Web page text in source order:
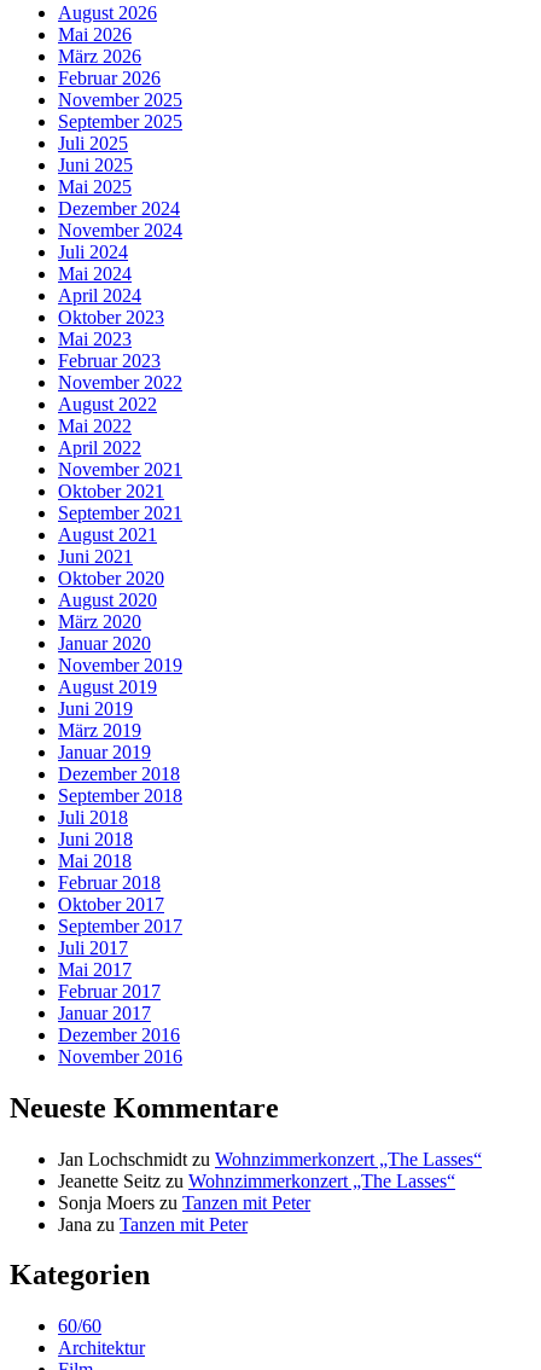
August 2026
Mai 2026
März 2026
Februar 2026
November 2025
September 2025
Juli 2025
Juni 2025
Mai 2025
Dezember 2024
November 2024
Juli 2024
Mai 2024
April 2024
Oktober 2023
Mai 2023
Februar 2023
November 2022
August 2022
Mai 2022
April 2022
November 2021
Oktober 2021
September 2021
August 2021
Juni 2021
Oktober 2020
August 2020
März 2020
Januar 2020
November 2019
August 2019
Juni 2019
März 2019
Januar 2019
Dezember 2018
September 2018
Juli 2018
Juni 2018
Mai 2018
Februar 2018
Oktober 2017
September 2017
Juli 2017
Mai 2017
Februar 2017
Januar 2017
Dezember 2016
November 2016
Neueste Kommentare
Jan Lochschmidt zu Wohnzimmerkonzert „The Lasses“
Jeanette Seitz zu Wohnzimmerkonzert „The Lasses“
Sonja Moers zu Tanzen mit Peter
Jana zu Tanzen mit Peter
Kategorien
60/60
Architektur